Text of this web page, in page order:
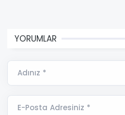
YORUMLAR
Adınız *
E-Posta Adresiniz *